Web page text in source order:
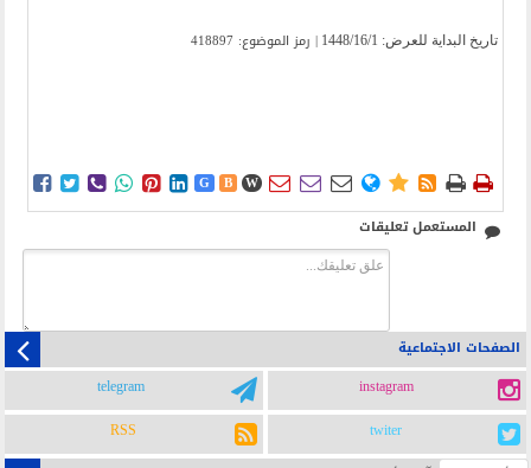
تاریخ البدایة للعرض: 1448/16/1 | رمز الموضوع: 418897
      G B W        
المستعمل تعليقات
الصفحات الاجتماعية
instagram
telegram
twiter
RSS